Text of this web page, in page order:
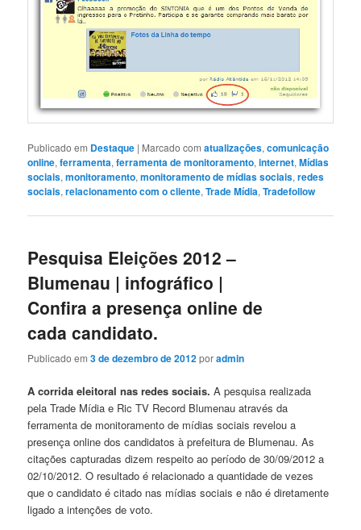
Publicado em Destaque | Marcado com atualizações,comunicação
online,ferramenta,ferramenta de monitoramento,internet,Mídias
sociais,monitoramento,monitoramento de mídias sociais,redes
sociais,relacionamento com o cliente,Trade Mídia,Tradefollow
Pesquisa Eleições 2012 –
Blumenau | infográfico |
Confira a presença online de
cada candidato.
Publicado em3 de dezembro de 2012poradmin
A corrida eleitoral nas redes sociais. A pesquisa realizada
pela Trade Mídia e Ric TV Record Blumenau através da
ferramenta de monitoramento de mídias sociais revelou a
presença online dos candidatos à prefeitura de Blumenau. As
citações capturadas dizem respeito ao período de 30/09/2012 a
02/10/2012. O resultado é relacionado a quantidade de vezes
que o candidato é citado nas mídias sociais e não é diretamente
ligado a intenções de voto.